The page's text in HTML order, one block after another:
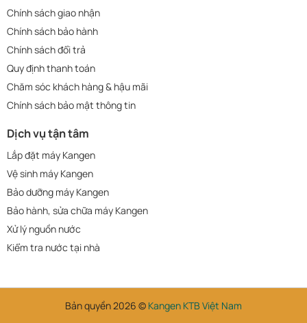
Chính sách giao nhận
Chính sách bảo hành
Chính sách đổi trả
Quy định thanh toán
Chăm sóc khách hàng & hậu mãi
Chính sách bảo mật thông tin
Dịch vụ tận tâm
Lắp đặt máy Kangen
Vệ sinh máy Kangen
Bảo dưỡng máy Kangen
Bảo hành, sửa chữa máy Kangen
Xử lý nguồn nước
Kiểm tra nước tại nhà
Bản quyền 2026 © Kangen KTB Việt Nam